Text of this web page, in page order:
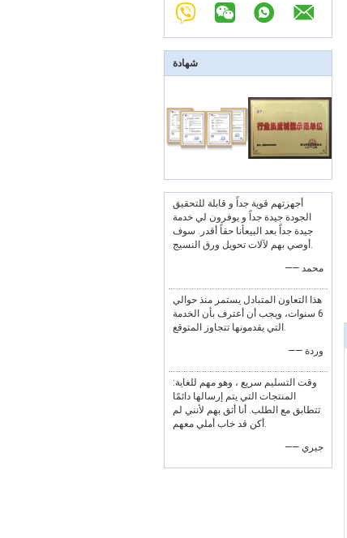
شهادة
أجهزتهم قوية جداً و قابلة للتحقيق
الجودة جيدة جداً و يوفرون لي خدمة
جيدة جداً بعد البيعأنا حقاً أقدر. سوف
أوصي بهم لآلات تحويل ورق النسيج.
—— محمد
هذا التعاون المتبادل يستمر منذ حوالي
6 سنوات، ويجب أن أعترف بأن الخدمة
التي يقدمونها تتجاوز المتوقع.
—— وردة
وقت التسليم سريع ، وهو مهم للغاية:
المنتجات التي يتم إرسالها دائمًا
تتطابق مع الطلب. أنا أثق بهم لأنني لم
أكن قد خاب أملي معهم.
—— جيري